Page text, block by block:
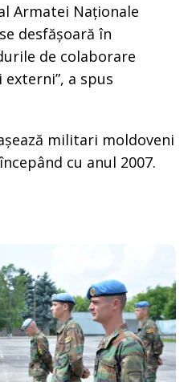
Armatei Naționale
desfășoară în
de colaborare
a spus
militari moldoveni
cu anul 2007.